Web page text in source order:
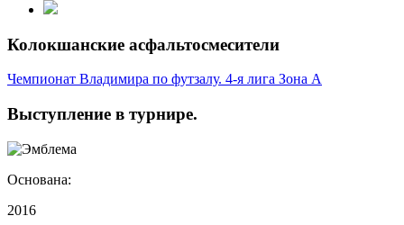
Колокшанские асфальтосмесители
Чемпионат Владимира по футзалу. 4-я лига Зона А
Выступление в турнире.
Основана:
2016